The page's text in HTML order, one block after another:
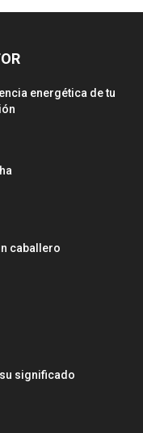
energética de tu
caballero
significado